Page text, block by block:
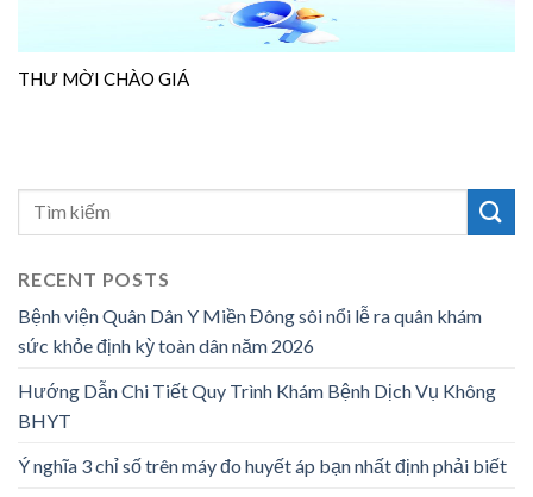
THƯ MỜI CHÀO GIÁ
RECENT POSTS
Bệnh viện Quân Dân Y Miền Đông sôi nổi lễ ra quân khám
sức khỏe định kỳ toàn dân năm 2026
Hướng Dẫn Chi Tiết Quy Trình Khám Bệnh Dịch Vụ Không
BHYT
Ý nghĩa 3 chỉ số trên máy đo huyết áp bạn nhất định phải biết